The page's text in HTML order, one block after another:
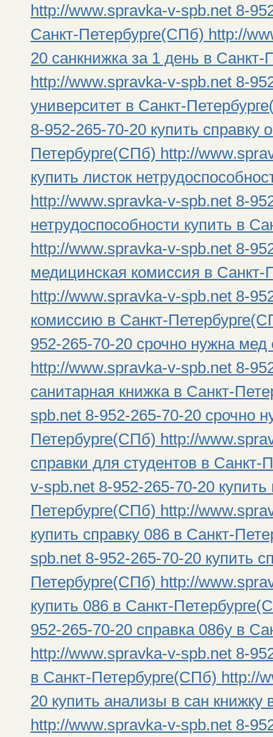
http://www.spravka-v-spb.net 8-
Санкт-Петербурге(СПб) http://
20 санкнижка за 1 день в
http://www.spravka-v-spb.net 8-
университет в Санкт-
8-952-265-70-20 купить справку
Петербурге(СПб) http://
купить листок
http://www.spravka-v-spb.net 8-
нетрудоспособности купить в
http://www.spravka-v-spb.net 8-
медицинская комиссия в
http://www.spravka-v-spb.net 8-
комиссию в Санкт-
952-265-70-20 срочно нужна
http://www.spravka-v-spb.net 8-
санитарная книжка в Санкт-
spb.net 8-952-265-70-20 срочно
Петербурге(СПб) http://
справки для студентов в
v-spb.net 8-952-265-70-20
Петербурге(СПб) http://
купить справку 086 в Санкт-
spb.net 8-952-265-70-20 купить
Петербурге(СПб) http://
купить 086 в Санкт-
952-265-70-20 справка 086у в
http://www.spravka-v-spb.net 8-
в Санкт-Петербурге(СПб) http://
20 купить анализы в сан
http://www.spravka-v-spb.net 8-